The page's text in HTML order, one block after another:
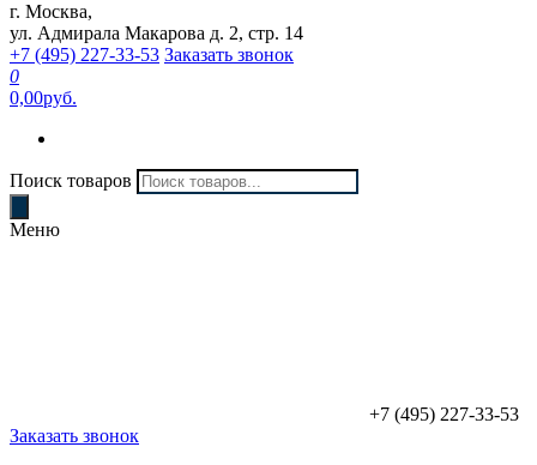
Интернет магазин "Can Auto"
г. Москва,
ул. Адмирала Макарова д. 2, стр. 14
+7 (495) 227-33-53 Заказать звонок
0
0,00руб.
Поиск товаров
Меню
+7 (495) 227-33-53
Заказать звонок